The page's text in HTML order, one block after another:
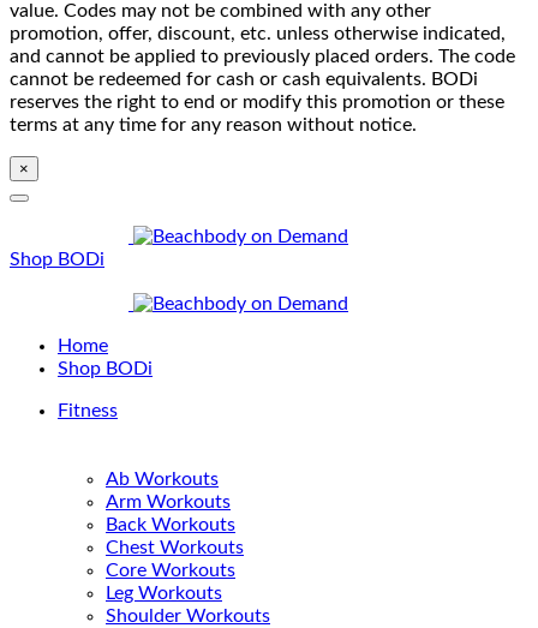
value. Codes may not be combined with any other
promotion, offer, discount, etc. unless otherwise indicated,
and cannot be applied to previously placed orders. The code
cannot be redeemed for cash or cash equivalents. BODi
reserves the right to end or modify this promotion or these
terms at any time for any reason without notice.
×
Shop BODi
Home
Shop BODi
Fitness
Ab Workouts
Arm Workouts
Back Workouts
Chest Workouts
Core Workouts
Leg Workouts
Shoulder Workouts